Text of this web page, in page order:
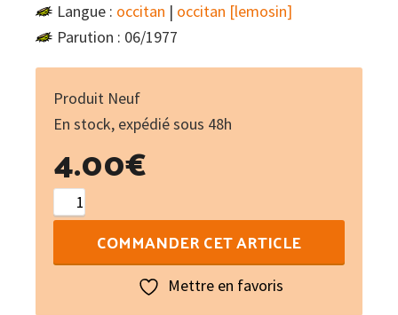
Langue : occitan | occitan [lemosin]
Parution : 06/1977
Produit Neuf
En stock, expédié sous 48h
4.00€
quantité
de
ContesCOMMANDER CET ARTICLE
Mettre en favoris